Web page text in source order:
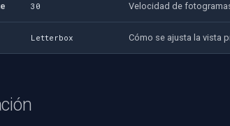
30 Velocidad de
Letterbox Cómo se ajusta la vista